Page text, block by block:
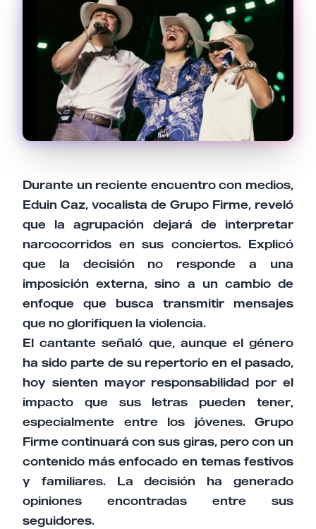
Durante un reciente encuentro con medios,
Eduin Caz, vocalista de Grupo Firme, reveló
que la agrupación dejará de interpretar
narcocorridos en sus conciertos. Explicó
que la decisión no responde a una
imposición externa, sino a un cambio de
enfoque que busca transmitir mensajes
que no glorifiquen la violencia.
El cantante señaló que, aunque el género
ha sido parte de su repertorio en el pasado,
hoy sienten mayor responsabilidad por el
impacto que sus letras pueden tener,
especialmente entre los jóvenes. Grupo
Firme continuará con sus giras, pero con un
contenido más enfocado en temas festivos
y familiares. La decisión ha generado
opiniones encontradas entre sus
seguidores.